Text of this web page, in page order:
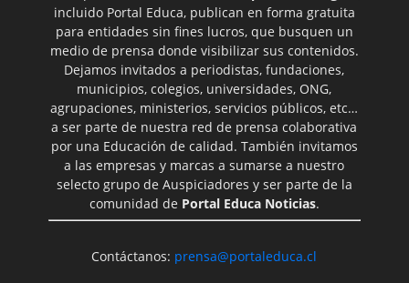
incluido Portal Educa, publican en forma gratuita
para entidades sin fines lucros, que busquen un
medio de prensa donde visibilizar sus contenidos.
Dejamos invitados a periodistas, fundaciones,
municipios, colegios, universidades, ONG,
agrupaciones, ministerios, servicios públicos, etc…
a ser parte de nuestra red de prensa colaborativa
por una Educación de calidad. También invitamos
a las empresas y marcas a sumarse a nuestro
selecto grupo de Auspiciadores y ser parte de la
comunidad de Portal Educa Noticias.
Contáctanos: prensa@portaleduca.cl